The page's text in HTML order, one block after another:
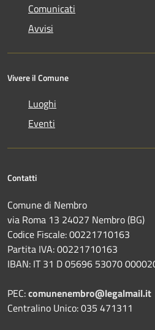
Comunicati
Avvisi
Vivere il Comune
Luoghi
Eventi
Contatti
Comune di Nembro
via Roma 13 24027 Nembro (BG)
Codice Fiscale: 00221710163
Partita IVA: 00221710163
IBAN: IT 31 D 05696 53070
PEC:comunenembro@legalmail.it
Centralino Unico: 035 471311